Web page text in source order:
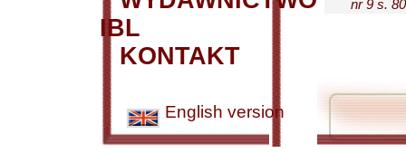
IBL
KONTAKT
English version
nr 9 s. 80